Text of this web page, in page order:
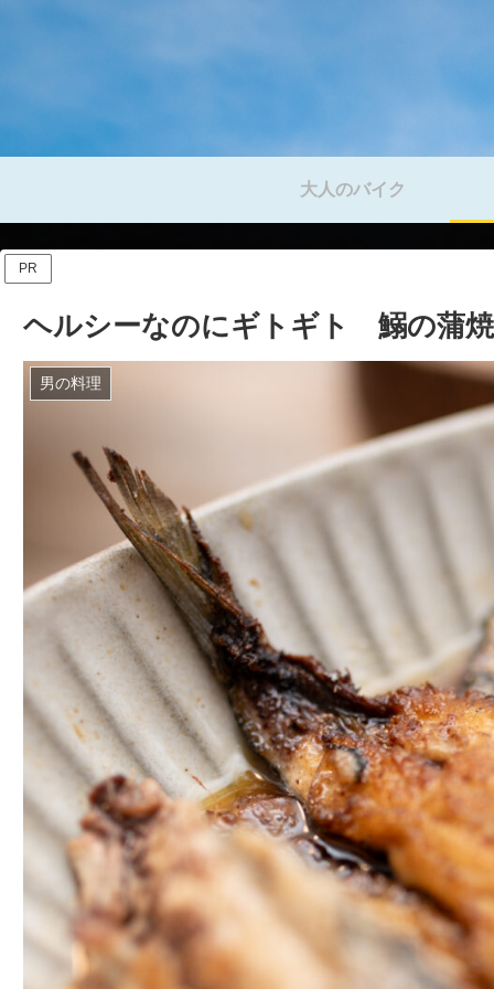
大人のバイク
PR
ヘルシーなのにギトギト 鰯の蒲焼
男の料理